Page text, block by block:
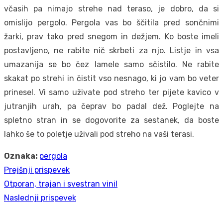
včasih pa nimajo strehe nad teraso, je dobro, da si
omislijo pergolo. Pergola vas bo ščitila pred sončnimi
žarki, prav tako pred snegom in dežjem. Ko boste imeli
postavljeno, ne rabite nič skrbeti za njo. Listje in vsa
umazanija se bo čez lamele samo sčistilo. Ne rabite
skakat po strehi in čistit vso nesnago, ki jo vam bo veter
prinesel. Vi samo uživate pod streho ter pijete kavico v
jutranjih urah, pa čeprav bo padal dež. Poglejte na
spletno stran in se dogovorite za sestanek, da boste
lahko še to poletje uživali pod streho na vaši terasi.
Oznaka: pergola
Navigacija
prispevka
Prejšnji prispevek
Prejšnji
prispevek:
Otporan, trajan i svestran vinil
Naslednji prispevek